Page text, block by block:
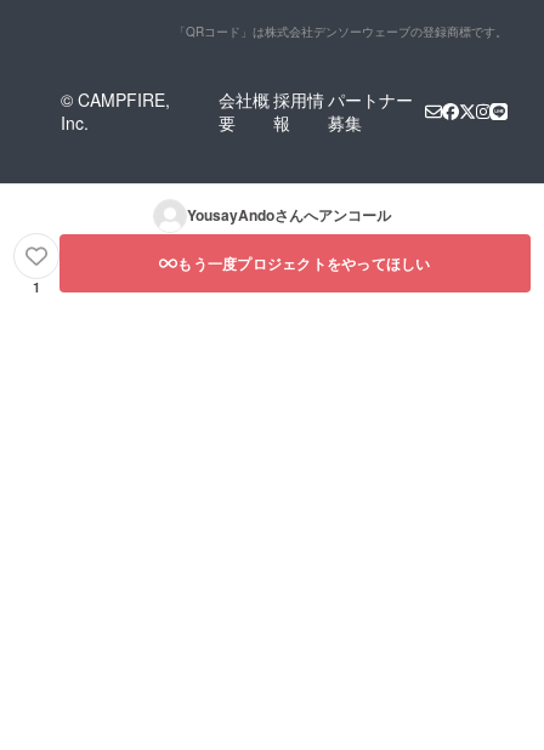
「QRコード」は株式会社デンソーウェーブの登録商標です。
© CAMPFIRE,
Inc.
会社概
要
採用情
報
パートナー
募集
YousayAndoさんへアンコール
1
もう一度プロジェクトをやってほしい